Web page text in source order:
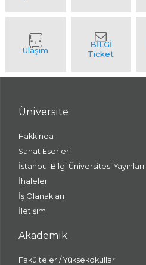
Üniversite
Hakkında
Sanat Eserleri
İstanbul Bilgi Üniversitesi Yayınları
İhaleler
İş Olanakları
İletişim
Akademik
Fakülteler / Yüksekokullar